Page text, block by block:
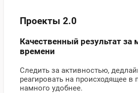
Проекты 2.0
Качественный результат
времени
Следить за активностью,
реагировать на происходящее в
намного удобнее.